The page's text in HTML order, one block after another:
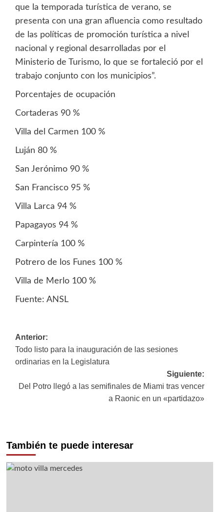
que la temporada turística de verano, se
presenta con una gran afluencia como resultado
de las políticas de promoción turística a nivel
nacional y regional desarrolladas por el
Ministerio de Turismo, lo que se fortaleció por el
trabajo conjunto con los municipios”.
Porcentajes de ocupación
Cortaderas 90 %
Villa del Carmen 100 %
Luján 80 %
San Jerónimo 90 %
San Francisco 95 %
Villa Larca 94 %
Papagayos 94 %
Carpintería 100 %
Potrero de los Funes 100 %
Villa de Merlo 100 %
Fuente: ANSL
Navegación
de
Anterior:
Todo listo para la inauguración de las sesiones
ordinarias en la Legislatura
Siguiente:
Del Potro llegó a las semifinales de Miami tras vencer
a Raonic en un «partidazo»
También te puede interesar